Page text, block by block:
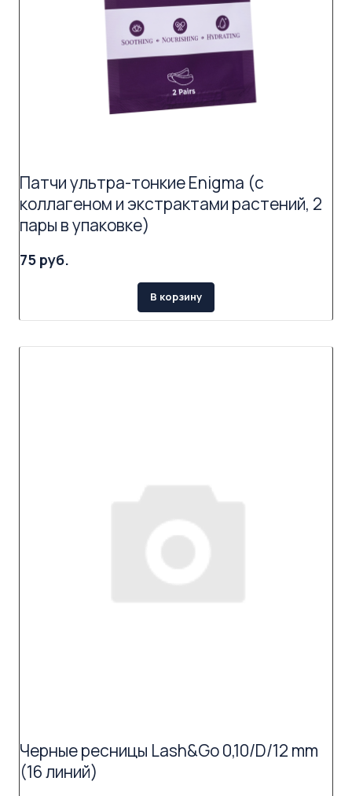
Патчи ультра-тонкие Enigma (с
коллагеном и экстрактами растений, 2
пары в упаковке)
75 руб.
В корзину
Черные ресницы Lash&Go 0,10/D/12 mm
(16 линий)